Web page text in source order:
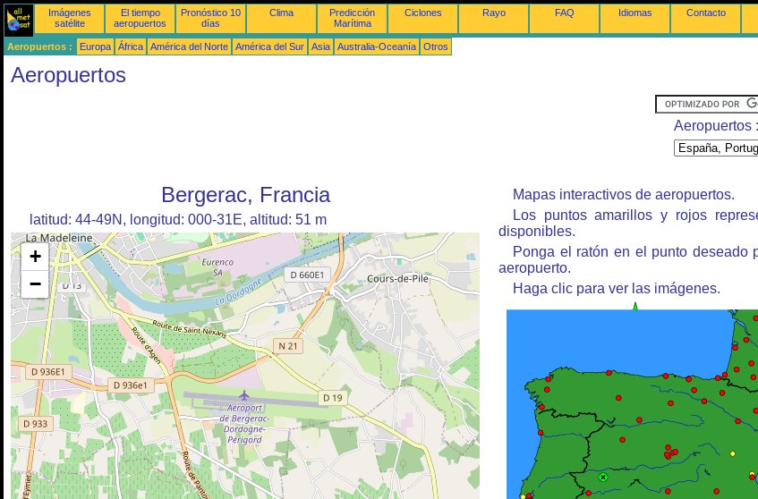
Imágenes
satélite
El tiempo
aeropuertos
Pronóstico 10
días
Clima
Predicción
Marítima
Ciclones Rayo FAQ Idiomas Contacto
Aeropuertos : Europa África América del Norte América del Sur Asia Australia-Oceanía Otros
Aeropuertos
Aeropuertos :
Bergerac, Francia
latitud: 44-49N, longitud: 000-31E, altitud: 51 m
+
−
Mapas interactivos de aeropuertos.
Los puntos amarillos y rojos
disponibles.
Ponga el ratón en el punto deseado
aeropuerto.
Haga clic para ver las imágenes.